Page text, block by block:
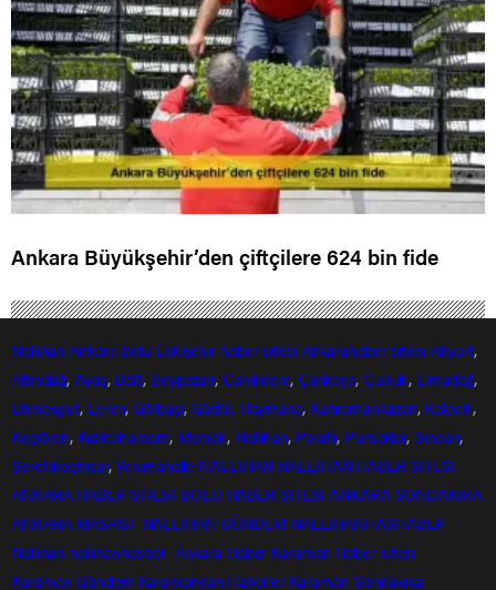
Ankara Büyükşehir’den çiftçilere 624 bin fide
Nallıhan Ankara Bolu Eskişehir haber sitesi Ankarahabersitesi Akyurt,
Altındağ,Ayaş, Balâ, Beypazarı, Çamlıdere, Çankaya, Çubuk, Elmadağ,
Etimesgut, Evren,Gölbaşı,Güdül, Haymana, Kahramankazan, Kalecik,
Keçiören, Kızılcahamam, Mamak, Nallıhan, Polatlı, Pursaklar,Sincan,
Şereflikoçhisar,Yenimahalle NALLIHAN NALLIHAN HABER SİTESİ
ANKARA HABER SİTESİ BOLU HABER SİTESİ ANKARA SONDAKİKA
ANKARA MASASI NALLIHAN GÜNDEM NALLIHANHASHABER
Nallihan nallihanhasber Ankara Haber Karaman Haber sitesi
Karaman Gündem Karamandan Haberler Karaman Sondakika